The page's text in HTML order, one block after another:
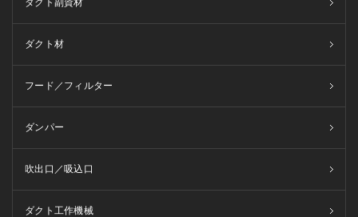
ダクト副資材
ダクト材
フード／フィルター
ダンパー
吹出口／吸込口
ダクト工作機械